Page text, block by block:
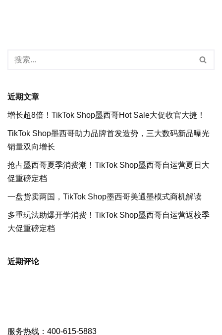
近期文章
增长超8倍！TikTok Shop墨西哥Hot Sale大促收官大捷！
TikTok Shop墨西哥助力品牌首发造势，三大数码新品曝光
销量双向增长
抢占墨西哥夏季消费潮！TikTok Shop墨西哥自运营夏日大
促重磅定档
一盘货卖两国，TikTok Shop墨西哥美通墨模式商机解读
多重玩法助爆开学消费！TikTok Shop墨西哥自运营返校季
大促重磅定档
近期评论
服务热线：400-615-5883